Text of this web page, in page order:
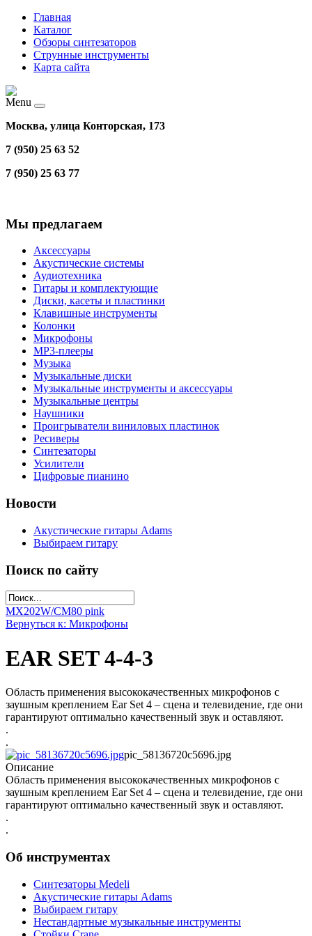
Главная
Каталог
Обзоры синтезаторов
Струнные инструменты
Карта сайта
Menu
Москва, улица Конторская, 173
7 (950) 25 63 52
7 (950) 25 63 77
Мы предлагаем
Аксессуары
Акустические системы
Аудиотехника
Гитары и комплектующие
Диски, касеты и пластинки
Клавишные инструменты
Колонки
Микрофоны
МР3-плееры
Музыка
Музыкальные диски
Музыкальные инструменты и аксессуары
Музыкальные центры
Наушники
Проигрыватели виниловых пластинок
Ресиверы
Синтезаторы
Усилители
Цифровые пианино
Новости
Акустические гитары Adams
Выбираем гитару
Поиск по сайту
MX202W/CM80 pink
Вернуться к: Микрофоны
EAR SET 4-4-3
Область применения высококачественных микрофонов с
заушным креплением Ear Set 4 – сцена и телевидение, где они
гарантируют оптимально качественный звук и оставляют.
.
.
pic_58136720c5696.jpg
Описание
Область применения высококачественных микрофонов с
заушным креплением Ear Set 4 – сцена и телевидение, где они
гарантируют оптимально качественный звук и оставляют.
.
.
Об инструментах
Синтезаторы Мedeli
Акустические гитары Adams
Выбираем гитару
Нестандартные музыкальные инструменты